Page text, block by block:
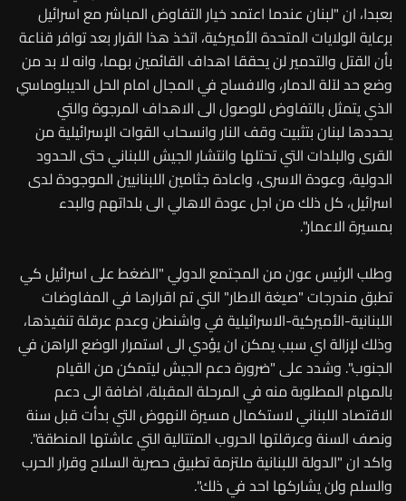
بعبدا، ان "لبنان عندما اعتمد خيار التفاوض المباشر مع اسرائيل
برعاية الولايات المتحدة الأميركية، اتخذ هذا القرار بعد توافر قناعة
بأن القتل والتدمير لن يحققا اهداف القائمين بهما، وانه لا بد من
وضع حد لآلة الدمار، والافساح في المجال امام الحل الديبلوماسي
الذي يتمثل بالتفاوض للوصول الى الاهداف المرجوة والتي
يحددها لبنان بتثبيت وقف النار وانسحاب القوات الإسرائيلية من
القرى والبلدات التي تحتلها وانتشار الجيش اللبناني حتى الحدود
الدولية، وعودة الاسرى، واعادة جثامين اللبنانيين الموجودة لدى
اسرائيل، كل ذلك من اجل عودة الاهالي الى بلداتهم والبدء
بمسيرة الاعمار".
وطلب الرئيس عون من المجتمع الدولي "الضغط على اسرائيل كي
تطبق مندرجات "صيغة الاطار" التي تم اقرارها في المفاوضات
اللبنانية-الأميركية-الاسرائيلية في واشنطن وعدم عرقلة تنفيذها،
وذلك لإزالة اي سبب يمكن ان يؤدي الى استمرار الوضع الراهن في
الجنوب". وشدد على "ضرورة دعم الجيش ليتمكن من القيام
بالمهام المطلوبة منه في المرحلة المقبلة، اضافة الى دعم
الاقتصاد اللبناني لاستكمال مسيرة النهوض التي بدأت قبل سنة
ونصف السنة وعرقلتها الحروب المتتالية التي عاشتها المنطقة".
واكد ان "الدولة اللبنانية ملتزمة تطبيق حصرية السلاح وقرار الحرب
والسلم ولن يشاركها احد في ذلك".